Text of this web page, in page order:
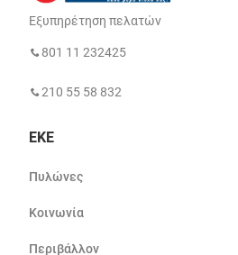
Εξυπηρέτηση πελατών
801 11 232425
210 55 58 832
ΕΚΕ
Πυλώνες
Κοινωνία
Περιβάλλον